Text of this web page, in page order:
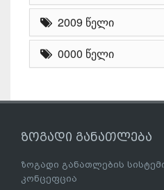
2009 წელი
0000 წელი
ზოგადი განათლება
ზოგადი განათლების
კონცეფცია